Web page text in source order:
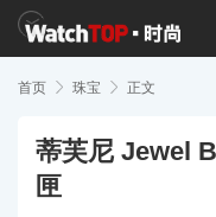
首页  珠宝  正文
蒂芙尼 Jewel
匣